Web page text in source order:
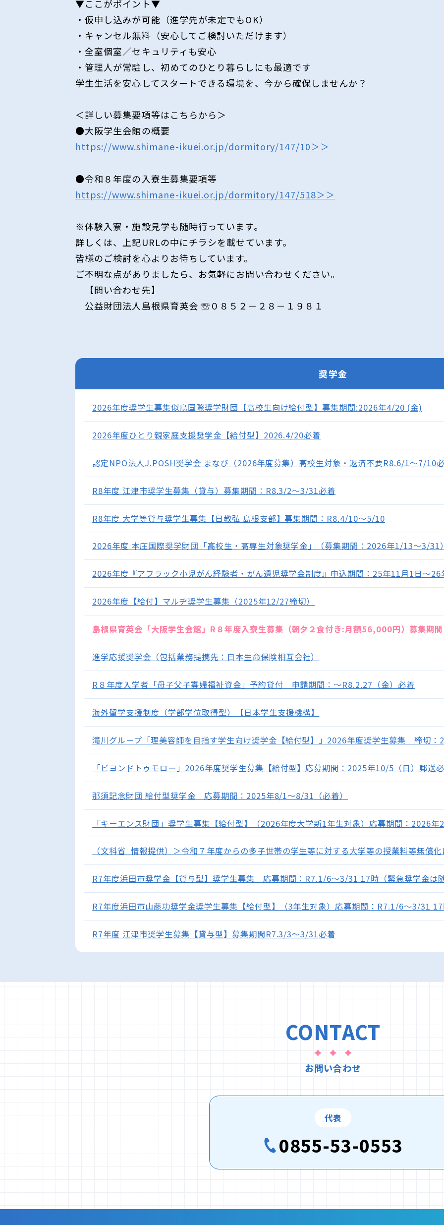
▼ここがポイント▼
・仮申し込みが可能（進学先が未定でもOK）
・キャンセル無料（安心してご検討いただけます）
・全室個室／セキュリティも安心
・管理人が常駐し、初めてのひとり暮らしにも最適です
学生生活を安心してスタートできる環境を、今から確保しませんか？
＜詳しい募集要項等はこちらから＞
●大阪学生会館の概要
https://www.shimane-ikuei.or.jp/dormitory/147/10＞＞
●令和８年度の入寮生募集要項等
https://www.shimane-ikuei.or.jp/dormitory/147/518＞＞
※体験入寮・施設見学も随時行っています。
詳しくは、上記URLの中にチラシを載せています。
皆様のご検討を心よりお待ちしています。
ご不明な点がありましたら、お気軽にお問い合わせください。
【問い合わせ先】
公益財団法人島根県育英会 ☏０８５２－２８－１９８１
奨学金
2026年度奨学生募集似鳥国際奨学財団【高校生向け給付型】募集期間:2026年4/20 (金)
2026年度ひとり親家庭支援奨学金【給付型】2026.4/20必着
認定NPO法人J.POSH奨学金 まなび（2026年度募集）高校生対象・返済不要R8.6/1～7/10
R8年度 江津市奨学生募集（貸与）募集期間：R8.3/2～3/31必着
R8年度 大学等貸与奨学生募集【日教弘 島根支部】募集期間：R8.4/10～5/10
2026年度 本庄国際奨学財団「高校生・高専生対象奨学金」（募集期間：2026年1/13～3/31
2026年度『アフラック小児がん経験者・がん遺児奨学金制度』申込期間：25年11月1日～
2026年度【給付】マルヂ奨学生募集（2025年12/27締切）
島根県育英会「大阪学生会館」R８年度入寮生募集（朝夕２食付き:月額56,000円）募集期
進学応援奨学金（包括業務提携先：日本生命保険相互会社）
R８年度入学者「母子父子寡婦福祉資金」予約貸付 申請期間：～R8.2.27（金）必着
海外留学支援制度（学部学位取得型）【日本学生支援機構】
滝川グループ「理美容師を目指す学生向け奨学金【給付型】」2026年度奨学生募集 締切
「ビヨンドトゥモロー」2026年度奨学生募集【給付型】応募期間：2025年10/5（日）郵送
那須記念財団 給付型奨学金 応募期間：2025年8/1～8/31（必着）
「キーエンス財団」奨学生募集【給付型】（2026年度大学新1年生対象）応募期間：2026
（文科省_情報提供）＞令和７年度からの多子世帯の学生等に対する大学等の授業料等無償
R7年度浜田市奨学金【貸与型】奨学生募集 応募期間：R7.1/6～3/31 17時（緊急奨学金は
R7年度浜田市山藤功奨学金奨学生募集【給付型】（3年生対象）応募期間：R7.1/6～3/31
R7年度 江津市奨学生募集【貸与型】募集期間R7.3/3～3/31必着
CONTACT
お問い合わせ
代表
0855-53-0553